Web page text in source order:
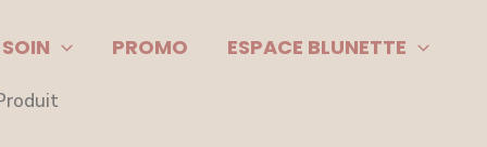
PROMO ESPACE BLUNETTE